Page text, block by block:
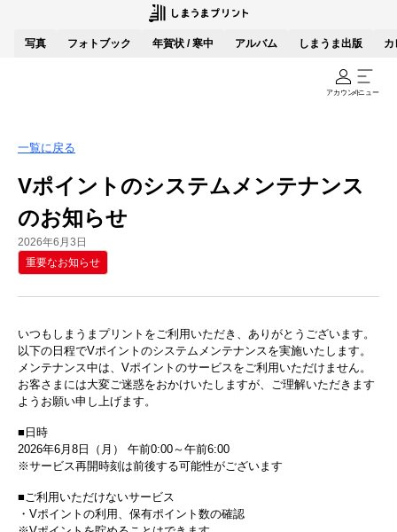
写真 フォトブック 年賀状 / 寒中 アルバム しまうま出版 カ
アカウントメニュー
一覧に戻る
Vポイントのシステムメンテナンス
のお知らせ
2026年6月3日
重要なお知らせ
いつもしまうまプリントをご利用いただき、ありがとうございます。
以下の日程でVポイントのシステムメンテナンスを実施いたします。
メンテナンス中は、Vポイントのサービスをご利用いただけません。
お客さまには大変ご迷惑をおかけいたしますが、ご理解いただきます
ようお願い申し上げます。
■日時
2026年6月8日（月） 午前0:00～午前6:00
※サービス再開時刻は前後する可能性がございます
■ご利用いただけないサービス
・Vポイントの利用、保有ポイント数の確認